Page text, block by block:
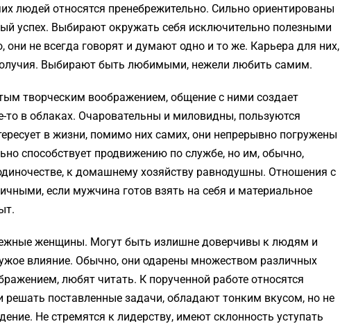
людей относятся пренеб­режительно. Сильно ориентированы
успех. Выбирают окружать себя исключительно полезными
не всегда говорят и думают одно и то же. Карьера для них,
Выбирают быть любимы­ми, нежели любить самим.
творческим воображе­нием, общение с ними создает
то в облаках. Очаровательны и миловидны, пользуются
в жизни, помимо них самих, они непрерывно погружены
способствует продвижению по службе, но им, обычно,
к домаш­нему хозяйству равнодушны. Отношения с
если мужчина готов взять на себя и ма­териальное
женщины. Могут быть излишне доверчивы к людям и
вли­яние. Обычно, они одарены множеством различных
любят читать. К порученной работе относятся
решать поставленные задачи, обладают тонким вкусом, но не
Не стремятся к лидерству, имеют склонность уступать